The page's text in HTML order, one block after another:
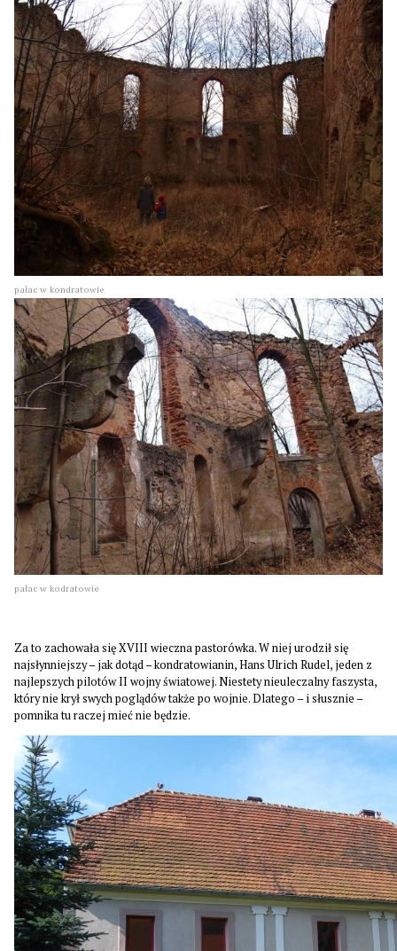
pałac w kondratowie
pałac w kodratowie
Za to zachowała się XVIII wieczna pastorówka. W niej urodził się
najsłynniejszy – jak dotąd – kondratowianin, Hans Ulrich Rudel, jeden z
najlepszych pilotów II wojny światowej. Niestety nieuleczalny faszysta,
który nie krył swych poglądów także po wojnie. Dlatego – i słusznie –
pomnika tu raczej mieć nie będzie.